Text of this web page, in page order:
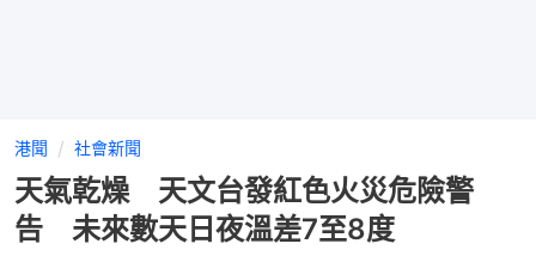
港聞 社會新聞
天氣乾燥 天文台發紅色火災危險警
告 未來數天日夜溫差7至8度